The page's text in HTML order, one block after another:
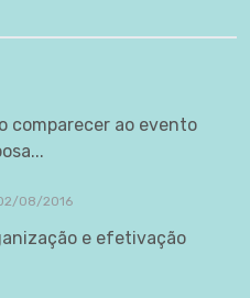
comparecer ao evento
08/2016
e efetivação